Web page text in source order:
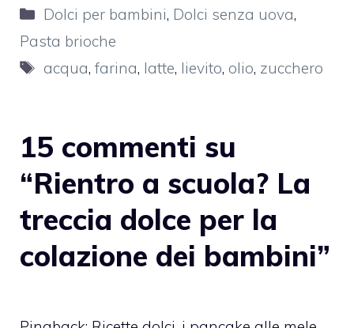
Categorie
Dolci per bambini, Dolci senza uova,
Pasta brioche
Tag
acqua,farina, latte, lievito, olio, zucchero
15 commenti su
“Rientro a scuola? La
treccia dolce per la
colazione dei bambini”